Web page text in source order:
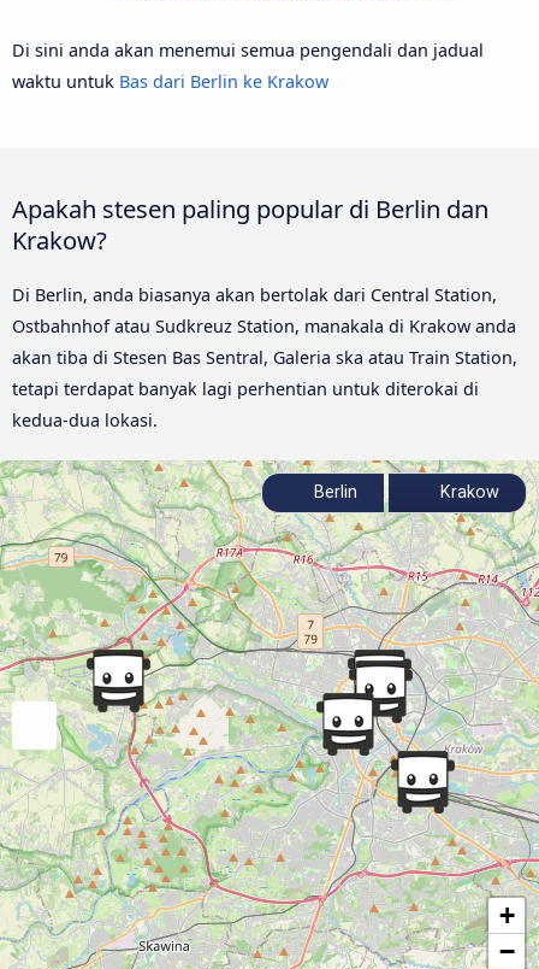
Di sini anda akan menemui semua pengendali dan jadual
waktu untuk Bas dari Berlin ke Krakow
Apakah stesen paling popular di Berlin dan
Krakow?
Di Berlin, anda biasanya akan bertolak dari Central Station,
Ostbahnhof atau Sudkreuz Station, manakala di Krakow anda
akan tiba di Stesen Bas Sentral, Galeria ska atau Train Station,
tetapi terdapat banyak lagi perhentian untuk diterokai di
kedua-dua lokasi.
+
−
Berlin Krakow